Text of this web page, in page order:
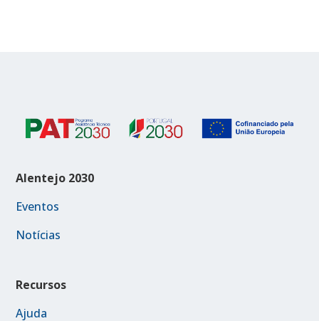
Alentejo 2030
Eventos
Notícias
Recursos
Ajuda